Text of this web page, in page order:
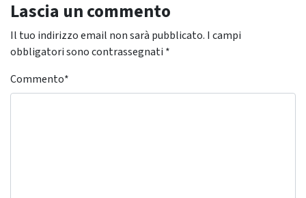
Lascia un commento
Il tuo indirizzo email non sarà pubblicato. I campi
obbligatori sono contrassegnati *
Commento*